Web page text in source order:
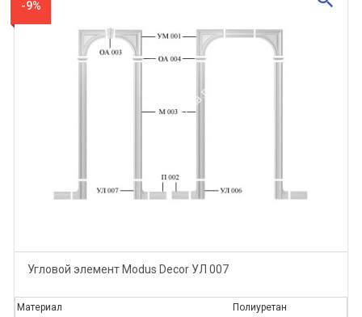
-9%
Угловой элемент Modus Decor УЛ 007
Материал
Полиуретан